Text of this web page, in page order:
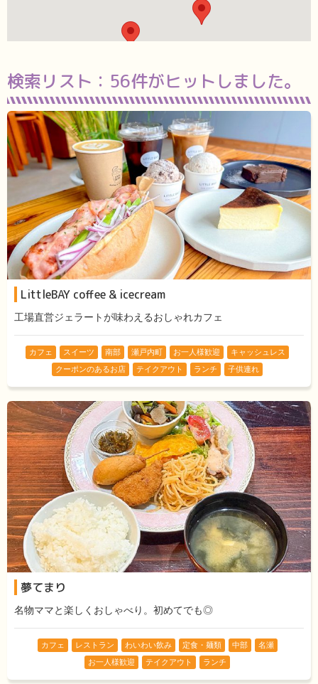
検索リスト： 56件がヒットしました。
LittleBAY coffee & icecream
工場直営ジェラートが味わえるおしゃれカフェ
カフェ スイーツ 南部 瀬戸内町 お一人様歓迎
キャッシュレス
クーポンのあるお店
テイクアウト ランチ 子供連れ
夢てまり
名物ママと楽しくおしゃべり。初めてでも◎
カフェ レストラン わいわい飲み 定食・麺類 中部
名瀬
お一人様歓迎
テイクアウト ランチ